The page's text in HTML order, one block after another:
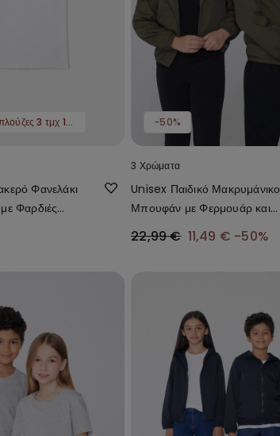
Παιδικές μπλούζες 3 τμχ 12,99 €
Φανελάκι
Φαρδιές
-50%
3 Χρώματα
Unisex Παιδικό Μακρυμάνικο
Μπουφάν με Φερμουάρ και
Κουκούλα από Τεχνικό
Ύφασμα
22,99 € 11,49 € -50%